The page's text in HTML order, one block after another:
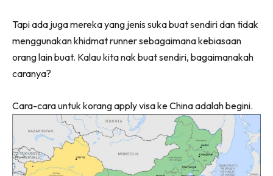
Tapi ada juga mereka yang jenis suka buat sendiri dan tidak
menggunakan khidmat runner sebagaimana kebiasaan
orang lain buat. Kalau kita nak buat sendiri, bagaimanakah
caranya?
Cara-cara untuk korang apply visa ke China adalah begini.